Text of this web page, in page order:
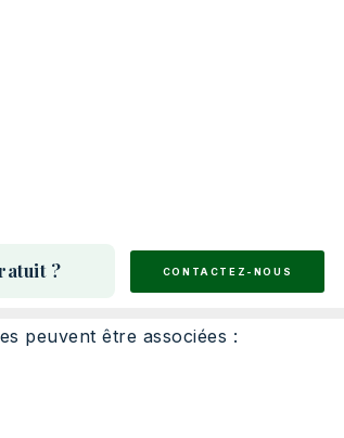
CONTACTEZ-NOUS
peuvent être associées :
?